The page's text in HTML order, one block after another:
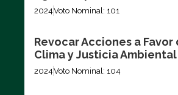
2024Voto Nominal: 101
Revocar Acciones a Favor
Clima y Justicia Ambiental
2024Voto Nominal: 104